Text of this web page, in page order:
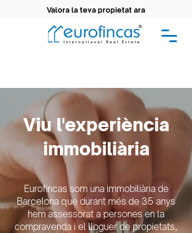
Valora la teva propietat ara
Viu l'experiència
immobiliària
Eurofincas som una immobiliària de
Barcelona que durant més de 35 anys
hem assessorat a persones en la
compravenda i el lloguer de propietats,